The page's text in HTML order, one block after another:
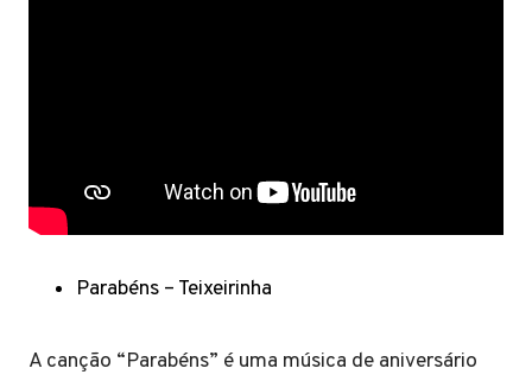
Parabéns – Teixeirinha
A canção “Parabéns” é uma música de aniversário